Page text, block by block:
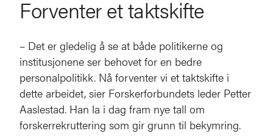
Forventer et taktskifte
– Det er gledelig å se at både politikerne og
institusjonene ser behovet for en bedre
personalpolitikk. Nå forventer vi et taktskifte i
dette arbeidet, sier Forskerforbundets leder Petter
Aaslestad. Han la i dag fram nye tall om
forskerrekruttering som gir grunn til bekymring.